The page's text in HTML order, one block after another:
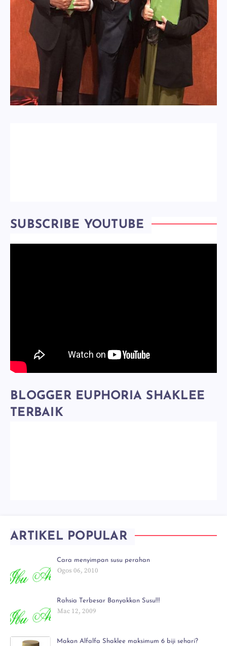
SUBSCRIBE YOUTUBE
BLOGGER EUPHORIA SHAKLEE
TERBAIK
ARTIKEL POPULAR
Cara menyimpan susu perahan
Ogos 06, 2010
Rahsia Terbesar Banyakkan Susu!!!
Mac 12, 2009
Makan Alfalfa Shaklee maksimum 6 biji sehari?